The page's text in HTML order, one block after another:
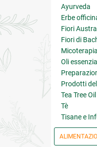
Ayurveda
Erbe
Fiori
Fiori di
Oli
Prodotti
Tea Tree Oil
Tè
Tisane e